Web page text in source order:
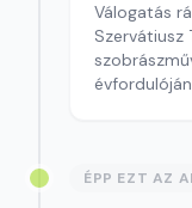
Válogatás
Szervátiusz
ÉPP EZT AZ